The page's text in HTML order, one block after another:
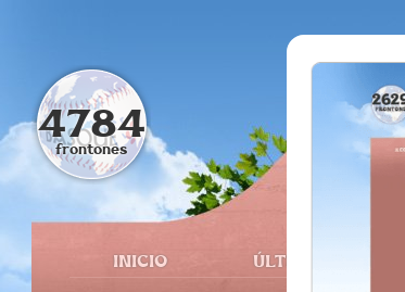
INICIO ÚLTIMOS
4784
frontones